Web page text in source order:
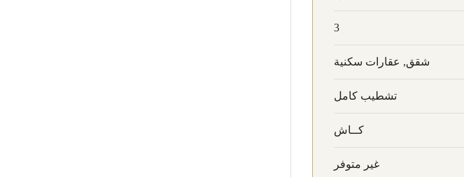
3
شقق, عقارات سكنية
تشطيب كامل
كــاش
غير متوفر